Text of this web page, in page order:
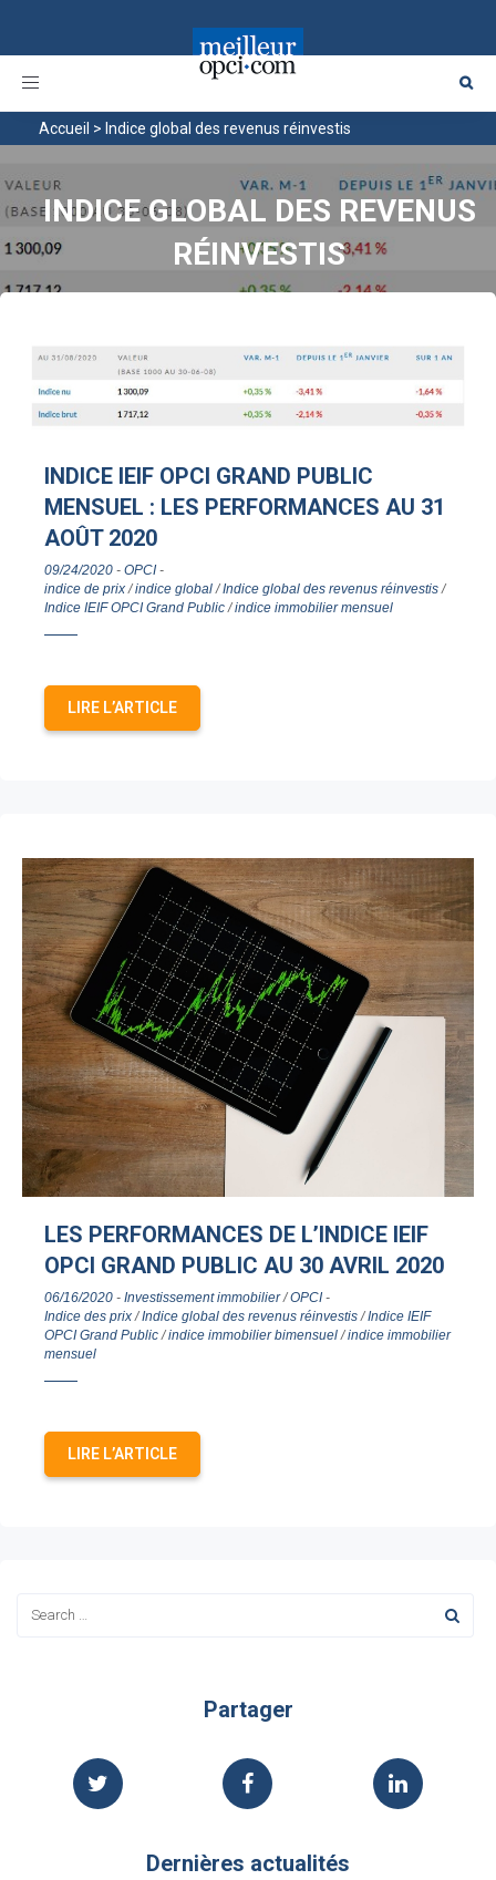
Toggle
Accueil > Indice global des revenus réinvestis
INDICE GLOBAL DES REVENUS
RÉINVESTIS
INDICE IEIF OPCI GRAND PUBLIC
MENSUEL : LES PERFORMANCES AU 31
AOÛT 2020
09/24/2020 - OPCI-
indice de prix/indice global/Indice global des revenus réinvestis/
Indice IEIF OPCI Grand Public/indice immobilier mensuel
LIRE L’ARTICLE
LES PERFORMANCES DE L’INDICE IEIF
OPCI GRAND PUBLIC AU 30 AVRIL 2020
06/16/2020 - Investissement immobilier/OPCI-
Indice des prix/Indice global des revenus réinvestis/Indice IEIF
OPCI Grand Public/indice immobilier bimensuel/indice immobilier
mensuel
LIRE L’ARTICLE
Partager
Dernières actualités